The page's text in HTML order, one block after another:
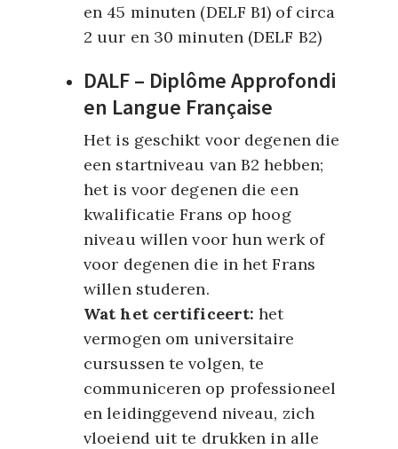
en 45 minuten (DELF B1) of circa
2 uur en 30 minuten (DELF B2)
DALF – Diplôme Approfondi
en Langue Française
Het is geschikt voor degenen die
een startniveau van B2 hebben;
het is voor degenen die een
kwalificatie Frans op hoog
niveau willen voor hun werk of
voor degenen die in het Frans
willen studeren.
Wat het certificeert: het
vermogen om universitaire
cursussen te volgen, te
communiceren op professioneel
en leidinggevend niveau, zich
vloeiend uit te drukken in alle